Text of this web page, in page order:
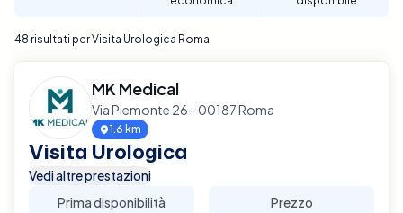
48 risultati per Visita Urologica Roma
MK Medical
Via Piemonte 26 - 00187 Roma
1.6 km
Visita Urologica
Vedi altre prestazioni
Prima disponibilità
Prezzo